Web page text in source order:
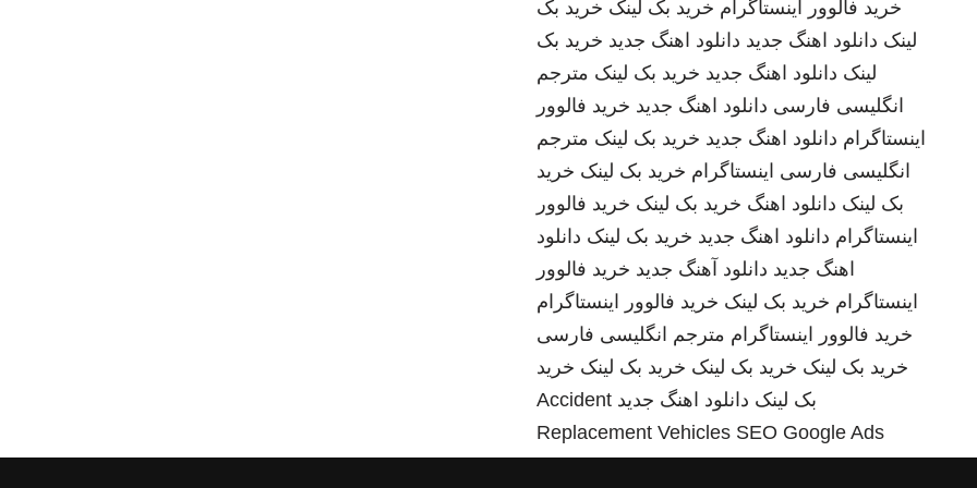
خرید فالوور اینستاگرام خرید بک لینک خرید بک
لینک دانلود اهنگ جدید دانلود اهنگ جدید خرید بک
لینک دانلود اهنگ جدید خرید بک لینک مترجم
انگلیسی فارسی دانلود اهنگ جدید خرید فالوور
اینستاگرام دانلود اهنگ جدید خرید بک لینک مترجم
انگلیسی فارسی اینستاگرام خرید بک لینک خرید
بک لینک دانلود اهنگ خرید بک لینک خرید فالوور
اینستاگرام دانلود اهنگ جدید خرید بک لینک دانلود
اهنگ جدید دانلود آهنگ جدید خرید فالوور
اینستاگرام خرید بک لینک خرید فالوور اینستاگرام
خرید فالوور اینستاگرام مترجم انگلیسی فارسی
خرید بک لینک خرید بک لینک خرید بک لینک خرید
بک لینک دانلود اهنگ جدید Accident
Replacement Vehicles SEO Google Ads